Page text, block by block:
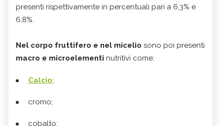
presenti rispettivamente in percentuali pari a 6,3% e
6,8%.
Nel corpo fruttifero e nel micelio sono poi presenti
macro e microelementi nutritivi come:
Calcio;
cromo;
cobalto;